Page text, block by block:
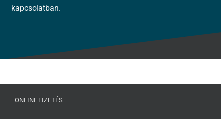
kapcsolatban.
ONLINE FIZETÉS